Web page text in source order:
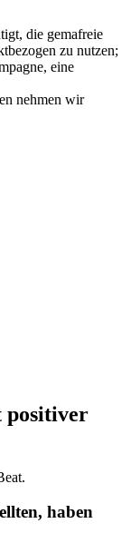
die gemafreie
zu nutzen;
eine
nehmen wir
positiver
haben